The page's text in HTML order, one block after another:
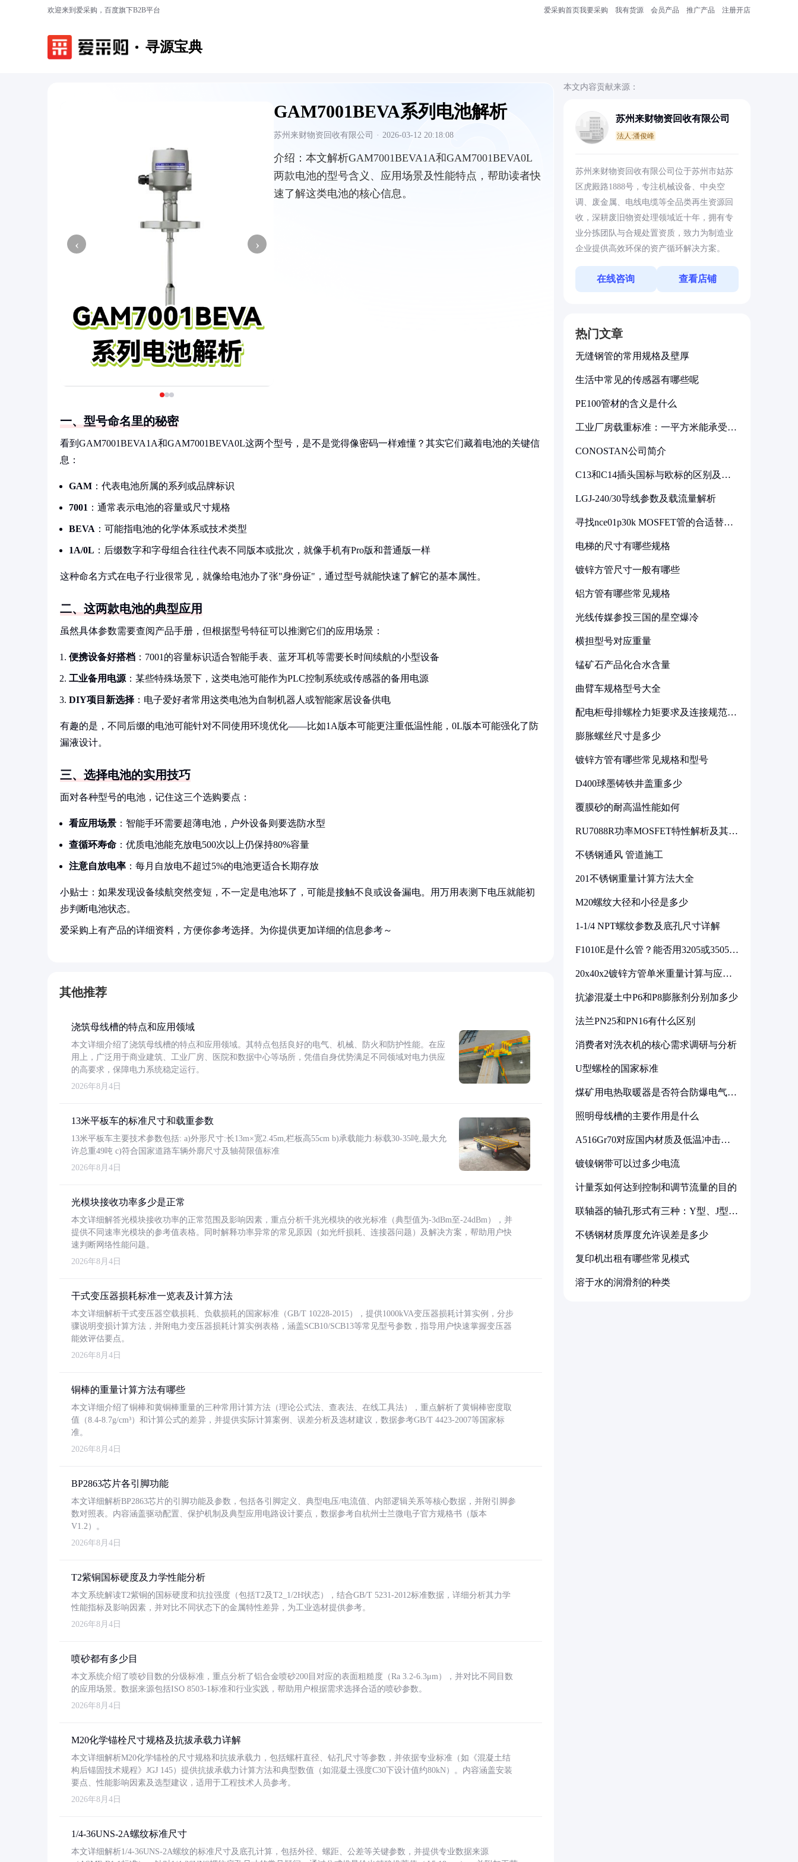
欢迎来到爱采购，百度旗下B2B平台 爱采购首页我要采购 我有货源 会员产品 推广产品 注册开店
寻源宝典
‹ ›
GAM7001BEVA系列电池解析
苏州来财物资回收有限公司 · 2026-03-12 20:18:08
介绍： 本文解析GAM7001BEVA1A和GAM7001BEVA0L
两款电池的型号含义、应用场景及性能特点，帮助读者快
速了解这类电池的核心信息。
一、型号命名里的秘密
看到GAM7001BEVA1A和GAM7001BEVA0L这两个型号，是不是觉得像密码一样难懂？其实它们藏着电池的关键信
息：
GAM ：代表电池所属的系列或品牌标识
7001 ：通常表示电池的容量或尺寸规格
BEVA ：可能指电池的化学体系或技术类型
1A/0L ：后缀数字和字母组合往往代表不同版本或批次，就像手机有Pro版和普通版一样
这种命名方式在电子行业很常见，就像给电池办了张"身份证"，通过型号就能快速了解它的基本属性。
二、这两款电池的典型应用
虽然具体参数需要查阅产品手册，但根据型号特征可以推测它们的应用场景：
便携设备好搭档 ：7001的容量标识适合智能手表、蓝牙耳机等需要长时间续航的小型设备
工业备用电源 ：某些特殊场景下，这类电池可能作为PLC控制系统或传感器的备用电源
DIY项目新选择 ：电子爱好者常用这类电池为自制机器人或智能家居设备供电
有趣的是，不同后缀的电池可能针对不同使用环境优化——比如1A版本可能更注重低温性能，0L版本可能强化了防
漏液设计。
三、选择电池的实用技巧
面对各种型号的电池，记住这三个选购要点：
看应用场景 ：智能手环需要超薄电池，户外设备则要选防水型
查循环寿命 ：优质电池能充放电500次以上仍保持80%容量
注意自放电率 ：每月自放电不超过5%的电池更适合长期存放
小贴士：如果发现设备续航突然变短，不一定是电池坏了，可能是接触不良或设备漏电。用万用表测下电压就能初
步判断电池状态。
爱采购上有产品的详细资料，方便你参考选择。为你提供更加详细的信息参考～
其他推荐
浇筑母线槽的特点和应用领域
本文详细介绍了浇筑母线槽的特点和应用领域。其特点包括良好的电气、机械、防火和防护性能。在应
用上，广泛用于商业建筑、工业厂房、医院和数据中心等场所，凭借自身优势满足不同领域对电力供应
的高要求，保障电力系统稳定运行。
2026年8月4日
13米平板车的标准尺寸和载重参数
13米平板车主要技术参数包括: a)外形尺寸:长13m×宽2.45m,栏板高55cm b)承载能力:标载30-35吨,最大允
许总重49吨 c)符合国家道路车辆外廓尺寸及轴荷限值标准
2026年8月4日
光模块接收功率多少是正常
本文详细解答光模块接收功率的正常范围及影响因素，重点分析千兆光模块的收光标准（典型值为-3dBm至-24dBm），并
提供不同速率光模块的参考值表格。同时解释功率异常的常见原因（如光纤损耗、连接器问题）及解决方案，帮助用户快
速判断网络性能问题。
2026年8月4日
干式变压器损耗标准一览表及计算方法
本文详细解析干式变压器空载损耗、负载损耗的国家标准（GB/T 10228-2015），提供1000kVA变压器损耗计算实例，分步
骤说明变损计算方法，并附电力变压器损耗计算实例表格，涵盖SCB10/SCB13等常见型号参数，指导用户快速掌握变压器
能效评估要点。
2026年8月4日
铜棒的重量计算方法有哪些
本文详细介绍了铜棒和黄铜棒重量的三种常用计算方法（理论公式法、查表法、在线工具法），重点解析了黄铜棒密度取
值（8.4-8.7g/cm³）和计算公式的差异，并提供实际计算案例、误差分析及选材建议，数据参考GB/T 4423-2007等国家标
准。
2026年8月4日
BP2863芯片各引脚功能
本文详细解析BP2863芯片的引脚功能及参数，包括各引脚定义、典型电压/电流值、内部逻辑关系等核心数据，并附引脚参
数对照表。内容涵盖驱动配置、保护机制及典型应用电路设计要点，数据参考自杭州士兰微电子官方规格书（版本
V1.2）。
2026年8月4日
T2紫铜国标硬度及力学性能分析
本文系统解读T2紫铜的国标硬度和抗拉强度（包括T2及T2_1/2H状态），结合GB/T 5231-2012标准数据，详细分析其力学
性能指标及影响因素，并对比不同状态下的金属特性差异，为工业选材提供参考。
2026年8月4日
喷砂都有多少目
本文系统介绍了喷砂目数的分级标准，重点分析了铝合金喷砂200目对应的表面粗糙度（Ra 3.2-6.3μm），并对比不同目数
的应用场景。数据来源包括ISO 8503-1标准和行业实践，帮助用户根据需求选择合适的喷砂参数。
2026年8月4日
M20化学锚栓尺寸规格及抗拔承载力详解
本文详细解析M20化学锚栓的尺寸规格和抗拔承载力，包括螺杆直径、钻孔尺寸等参数，并依据专业标准（如《混凝土结
构后锚固技术规程》JGJ 145）提供抗拔承载力计算方法和典型数值（如混凝土强度C30下设计值约80kN）。内容涵盖安装
要点、性能影响因素及选型建议，适用于工程技术人员参考。
2026年8月4日
1/4-36UNS-2A螺纹标准尺寸
本文详细解析1/4-36UNS-2A螺纹的标准尺寸及底孔计算，包括外径、螺距、公差等关键参数，并提供专业数据来源
本文内容贡献来源：
苏州来财物资回收有限公司
法人:潘俊峰
苏州来财物资回收有限公司位于苏州市姑苏
区虎殿路1888号，专注机械设备、中央空
调、废金属、电线电缆等全品类再生资源回
收，深耕废旧物资处理领域近十年，拥有专
业分拣团队与合规处置资质，致力为制造业
企业提供高效环保的资产循环解决方案。
在线咨询 查看店铺
热门文章
无缝钢管的常用规格及壁厚
生活中常见的传感器有哪些呢
PE100管材的含义是什么
工业厂房载重标准：一平方米能承受多
CONOSTAN公司简介
C13和C14插头国标与欧标的区别及其
LGJ-240/30导线参数及载流量解析
寻找nce01p30k MOSFET管的合适替代
电梯的尺寸有哪些规格
镀锌方管尺寸一般有哪些
铝方管有哪些常见规格
光线传媒参投三国的星空爆冷
横担型号对应重量
锰矿石产品化合水含量
曲臂车规格型号大全
配电柜母排螺栓力矩要求及连接规范详
膨胀螺丝尺寸是多少
镀锌方管有哪些常见规格和型号
D400球墨铸铁井盖重多少
覆膜砂的耐高温性能如何
RU7088R功率MOSFET特性解析及其在
不锈钢通风 管道施工
201不锈钢重量计算方法大全
M20螺纹大径和小径是多少
1-1/4 NPT螺纹参数及底孔尺寸详解
F1010E是什么管？能否用3205或3505代
20x40x2镀锌方管单米重量计算与应用
抗渗混凝土中P6和P8膨胀剂分别加多少
法兰PN25和PN16有什么区别
消费者对洗衣机的核心需求调研与分析
U型螺栓的国家标准
煤矿用电热取暖器是否符合防爆电气设
照明母线槽的主要作用是什么
A516Gr70对应国内材质及低温冲击要
镀镍钢带可以过多少电流
计量泵如何达到控制和调节流量的目的
联轴器的轴孔形式有三种：Y型、J型、
不锈钢材质厚度允许误差是多少
复印机出租有哪些常见模式
溶于水的润滑剂的种类